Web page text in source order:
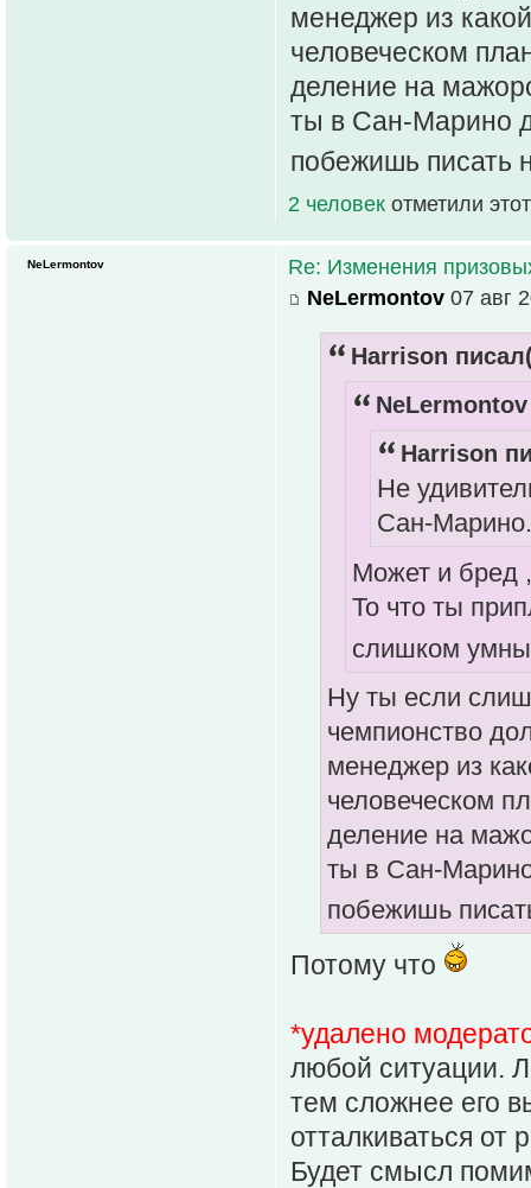
менеджер из
человеческом
деление на
ты в Сан-Марино
побежишь писать
2 человек отметили
Re: Изменения
NeLermontov 07 авг
Harrison
Harrison
Не
Сан-Марино.
Может и бред
То что ты
слишком
Ну ты если
чемпионство
менеджер из
человеческом
деление на
ты в Сан-
побежишь
Потому что
*удалено
любой ситуации.
тем сложнее его
отталкиваться от
Будет смысл
NeLermontov